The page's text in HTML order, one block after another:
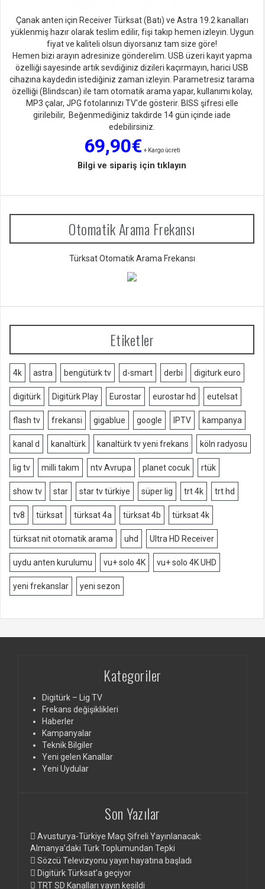
Çanak anten için Receiver Türksat (Batı) ve Astra 19.2 kanalları
yüklenmiş hazır olarak teslim edilir, fişi takıp hemen izleyin. Uygun
fiyat ve kaliteli olsun diyorsanız tam size göre!
Hemen bizi arayın adresinize gönderelim. USB üzeri kayıt yapma
özelliği sayesinde artık sevdiğiniz dizileri kaçırmayın, harici USB
cihazına kaydedin istediğiniz zaman izleyin. Parametresiz tarama
özelliği (Blindscan) ile tam otomatik arama yapar, kullanımı kolay,
MP3 çalar, JPG fotolarınızı TV'de gösterir. BISS şifresi elle
girilebilir, Beğenmediğiniz takdirde 14 gün içinde iade
edebilirsiniz.
69,90€ + Kargo ücreti
Bilgi ve sipariş için tıklayın
Otomatik Arama Frekansı
Türksat Otomatik Arama Frekansı
Etiketler
4k astra bengütürk tv d-smart derbi digiturk euro
digitürk Digitürk Play Eurostar eurostar hd eutelsat
flash tv frekansi gigablue google IPTV kampanya
kanal d kanaltürk kanaltürk tv yeni frekans köln radyosu
lig tv milli takım ntv Avrupa planet cocuk rtük
show tv star star tv türkiye süper lig trt 4k trt hd
tv8 türksat türksat 4a türksat 4b türksat 4k
türksat nit otomatik arama uhd Ultra HD Receiver
uydu anten kurulumu vu+ solo 4K vu+ solo 4K UHD
yeni frekanslar yeni sezon
Kategoriler
Digitürk – Lig TV
Frekans değişiklikleri
Haberler
Kampanyalar
Teknik Bilgiler
Yeni gelen Kanallar
Yeni Uydular
Son Yazılar
Avusturya-Türkiye Maçı Şifreli Yayınlanacak:
Almanya’daki Türk Toplumundan Tepki
Sözcü Televizyonu yayın hayatına başladı
Digitürk Türksat’a geçiyor
TRT SD Kanalları yayın kesildi